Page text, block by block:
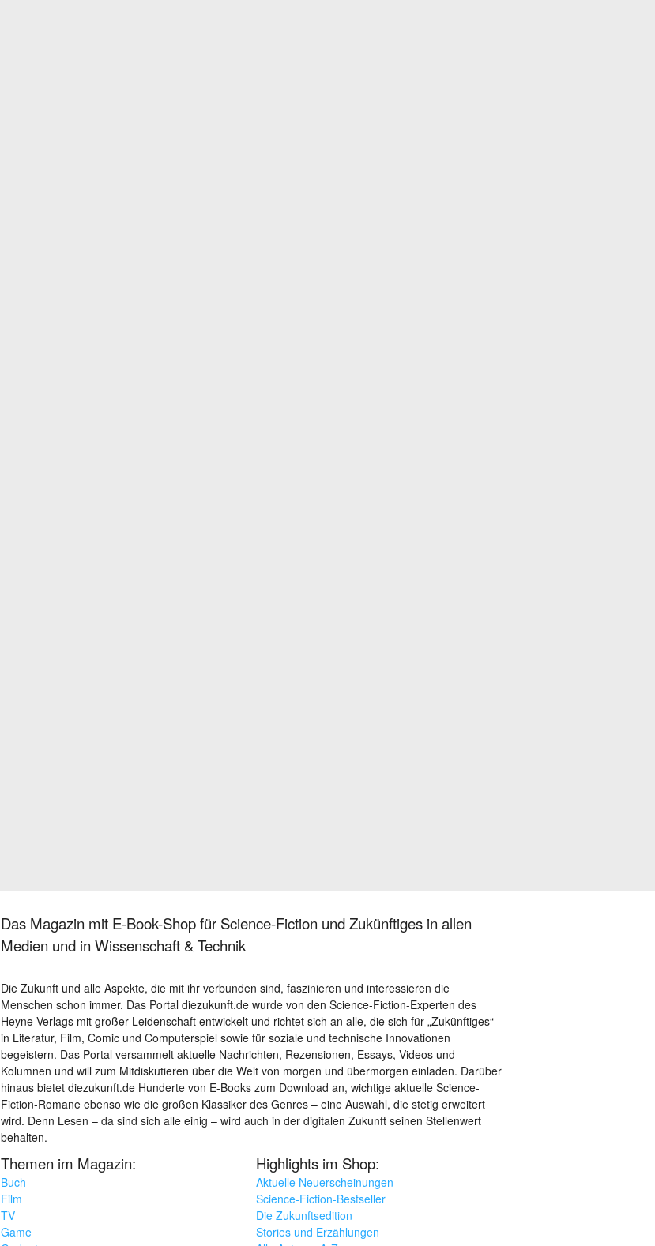
Das Magazin mit E-Book-Shop für Science-Fiction und Zukünftiges in allen
Medien und in Wissenschaft & Technik
Die Zukunft und alle Aspekte, die mit ihr verbunden sind, faszinieren und interessieren die
Menschen schon immer. Das Portal diezukunft.de wurde von den Science-Fiction-Experten des
Heyne-Verlags mit großer Leidenschaft entwickelt und richtet sich an alle, die sich für „Zukünftiges“
in Literatur, Film, Comic und Computerspiel sowie für soziale und technische Innovationen
begeistern. Das Portal versammelt aktuelle Nachrichten, Rezensionen, Essays, Videos und
Kolumnen und will zum Mitdiskutieren über die Welt von morgen und übermorgen einladen. Darüber
hinaus bietet diezukunft.de Hunderte von E-Books zum Download an, wichtige aktuelle Science-
Fiction-Romane ebenso wie die großen Klassiker des Genres – eine Auswahl, die stetig erweitert
wird. Denn Lesen – da sind sich alle einig – wird auch in der digitalen Zukunft seinen Stellenwert
behalten.
Themen im Magazin:
Buch
Film
TV
Game
Highlights im Shop:
Aktuelle Neuerscheinungen
Science-Fiction-Bestseller
Die Zukunftsedition
Stories und Erzählungen